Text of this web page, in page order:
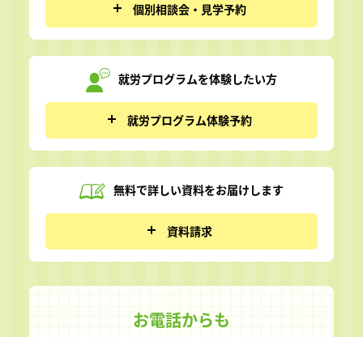
個別相談会・見学予約
就労プログラムを体験したい方
就労プログラム体験予約
無料で詳しい資料をお届けします
資料請求
お電話からも